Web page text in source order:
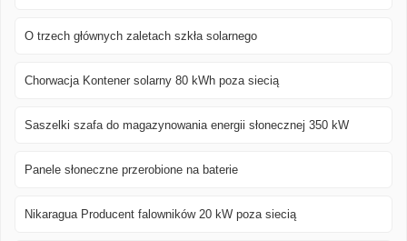
O trzech głównych zaletach szkła solarnego
Chorwacja Kontener solarny 80 kWh poza siecią
Saszelki szafa do magazynowania energii słonecznej 350 kW
Panele słoneczne przerobione na baterie
Nikaragua Producent falowników 20 kW poza siecią